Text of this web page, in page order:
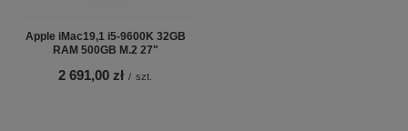
Apple iMac19,1 i5-9600K 32GB
RAM 500GB M.2 27"
2 691,00 zł / szt.